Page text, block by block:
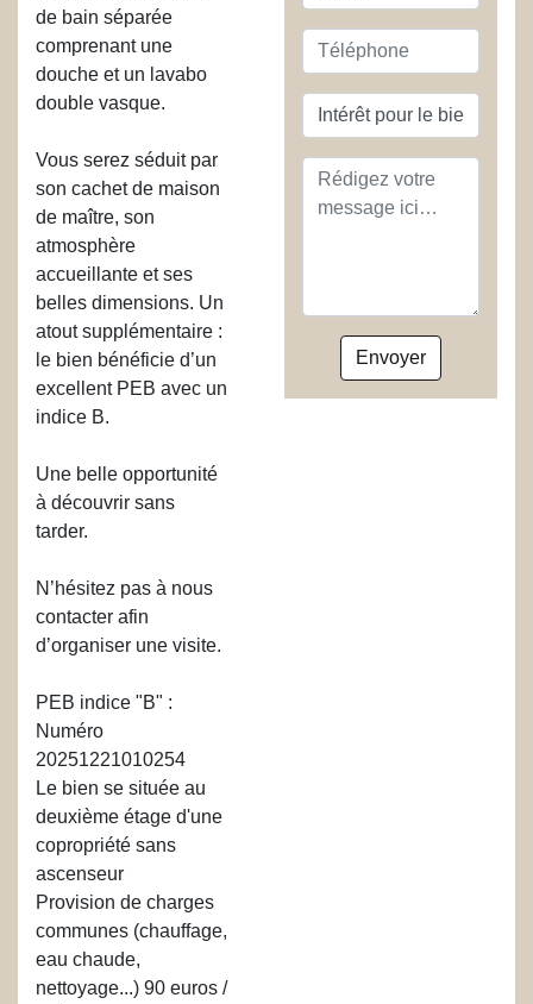
de bain séparée
comprenant une
douche et un lavabo
double vasque.
Vous serez séduit par
son cachet de maison
de maître, son
atmosphère
accueillante et ses
belles dimensions. Un
atout supplémentaire :
le bien bénéficie d’un
excellent PEB avec un
indice B.
Une belle opportunité
à découvrir sans
tarder.
N’hésitez pas à nous
contacter afin
d’organiser une visite.
PEB indice "B" :
Numéro
20251221010254
Le bien se située au
deuxième étage d'une
copropriété sans
ascenseur
Provision de charges
communes (chauffage,
eau chaude,
nettoyage...) 90 euros /
Téléphone
Objet
Message